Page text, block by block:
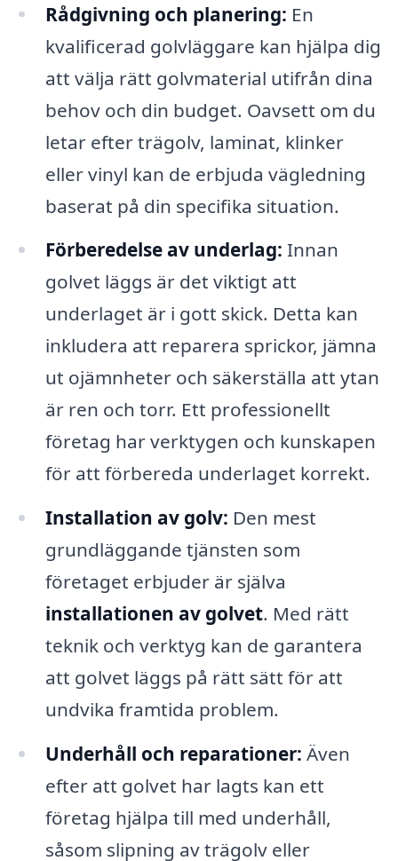
Rådgivning och planering: En
kvalificerad golvläggare kan hjälpa dig
att välja rätt golvmaterial utifrån dina
behov och din budget. Oavsett om du
letar efter trägolv, laminat, klinker
eller vinyl kan de erbjuda vägledning
baserat på din specifika situation.
Förberedelse av underlag: Innan
golvet läggs är det viktigt att
underlaget är i gott skick. Detta kan
inkludera att reparera sprickor, jämna
ut ojämnheter och säkerställa att ytan
är ren och torr. Ett professionellt
företag har verktygen och kunskapen
för att förbereda underlaget korrekt.
Installation av golv: Den mest
grundläggande tjänsten som
företaget erbjuder är själva
installationen av golvet. Med rätt
teknik och verktyg kan de garantera
att golvet läggs på rätt sätt för att
undvika framtida problem.
Underhåll och reparationer: Även
efter att golvet har lagts kan ett
företag hjälpa till med underhåll,
såsom slipning av trägolv eller